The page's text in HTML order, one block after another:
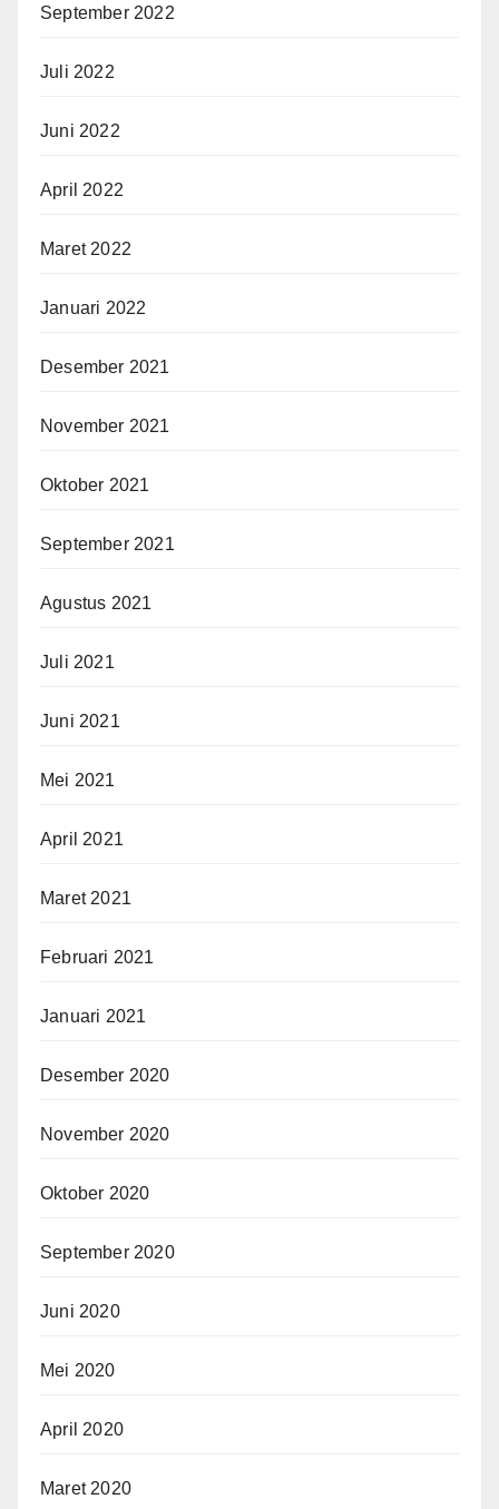
September 2022
Juli 2022
Juni 2022
April 2022
Maret 2022
Januari 2022
Desember 2021
November 2021
Oktober 2021
September 2021
Agustus 2021
Juli 2021
Juni 2021
Mei 2021
April 2021
Maret 2021
Februari 2021
Januari 2021
Desember 2020
November 2020
Oktober 2020
September 2020
Juni 2020
Mei 2020
April 2020
Maret 2020